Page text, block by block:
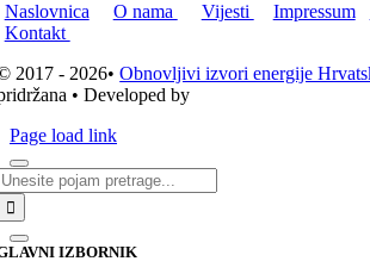
Naslovnica O nama Vijesti Impressum
Kontakt
2017 - 2026•Obnovljivi izvori energije
• Developed by
Page load link
IZBORNIK